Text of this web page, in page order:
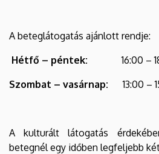
A beteglátogatás ajánlott rendje:
Hétfő – péntek:
16:00 –
Szombat – vasárnap:
13:00 –
A kulturált látogatás
betegnél egy időben legfeljebb